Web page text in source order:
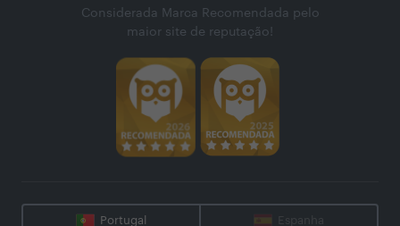
Considerada Marca Recomendada pelo
maior site de reputação!
Portugal Espanha